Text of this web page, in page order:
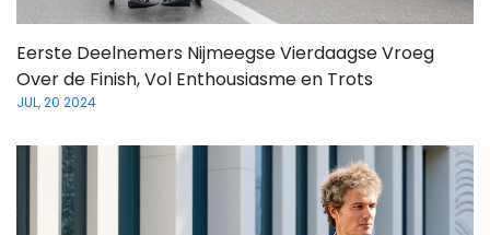
Eerste Deelnemers Nijmeegse Vierdaagse Vroeg
Over de Finish, Vol Enthousiasme en Trots
JUL, 20 2024